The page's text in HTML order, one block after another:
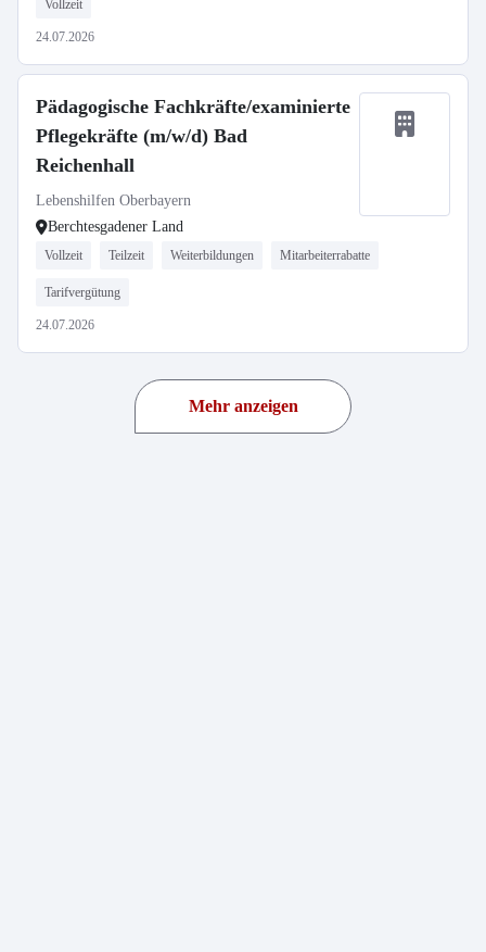
Vollzeit
24.07.2026
Pädagogische Fachkräfte/examinierte
Pflegekräfte (m/w/d) Bad
Reichenhall
Lebenshilfen Oberbayern
Berchtesgadener Land
Vollzeit Teilzeit Weiterbildungen Mitarbeiterrabatte
Tarifvergütung
24.07.2026
Mehr anzeigen